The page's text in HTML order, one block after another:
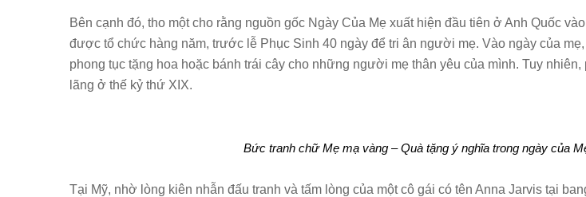
Bên cạnh đó, tho một cho rằng nguồn gốc Ngày Của Mẹ xuất hiện đầu tiên ở Anh Quốc
được tổ chức hàng năm, trước lễ Phục Sinh 40 ngày để tri ân người mẹ. Vào ngày của
phong tục tặng hoa hoặc bánh trái cây cho những người mẹ thân yêu của mình. Tuy
lãng ở thế kỷ thứ XIX.
Bức tranh chữ Mẹ mạ vàng – Quà tặng ý nghĩa trong ngày của
Tại Mỹ, nhờ lòng kiên nhẫn đấu tranh và tấm lòng của một cô gái có tên Anna Jarvis tại